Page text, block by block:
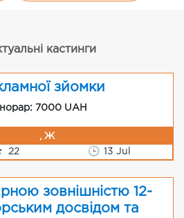
кастинги
зйомки
7000 UAH
, Ж
22 🕒 13 Jul
зовнішністю 12-
досвідом та